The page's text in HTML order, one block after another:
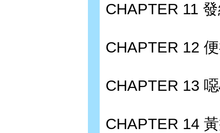
CHAPTER 11
CHAPTER 12
CHAPTER 13
CHAPTER 14